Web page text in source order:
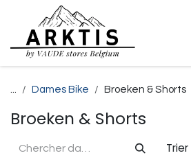
Se rendre au contenu
... Dames Bike Broeken & Shorts
Broeken & Shorts